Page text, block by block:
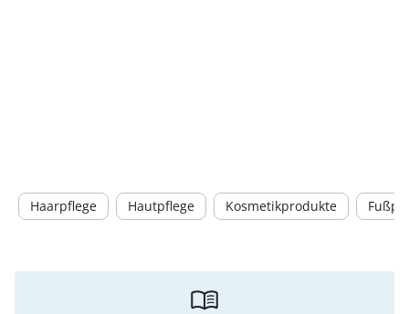
Haarpflege Hautpflege Kosmetikprodukte